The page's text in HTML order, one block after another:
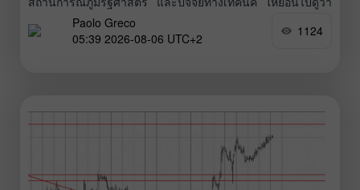
ความขัดแย้งในตะวันออกกลางนั้นกำลังเข้าใกล้ “ข้อยุติ” อีกครั้ง
อย่างน้อยก็จากมุมมองของ Donald Trump มีรายงานว่า Iran
Paolo Greco
05:39 2026-08-06 UTC+2
1124